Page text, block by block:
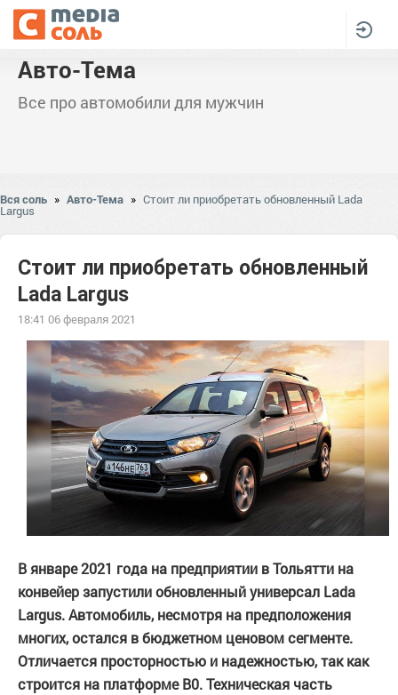
Авто-Тема
Все про автомобили для мужчин
Вся соль » Авто-Тема » Стоит ли приобретать обновленный Lada
Largus
Стоит ли приобретать обновленный
Lada Largus
18:41 06 февраля 2021
В январе 2021 года на предприятии в Тольятти на
конвейер запустили обновленный универсал Lada
Largus. Автомобиль, несмотря на предположения
многих, остался в бюджетном ценовом сегменте.
Отличается просторностью и надежностью, так как
строится на платформе B0. Техническая часть